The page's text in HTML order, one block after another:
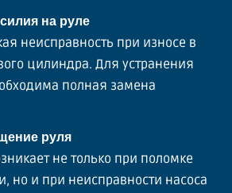
на руле
неисправность при износе в
цилиндра. Для устранения
полная замена
руля
не только при поломке
но и при неисправности насоса